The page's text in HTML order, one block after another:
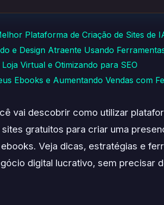
Plataforma de Criação de Sites de
e Design Atraente Usando
Virtual e Otimizando para SEO
Ebooks e Aumentando Vendas com
vai descobrir como utilizar
gratuitos para criar uma
Veja dicas, estratégias e
digital lucrativo, sem precisar